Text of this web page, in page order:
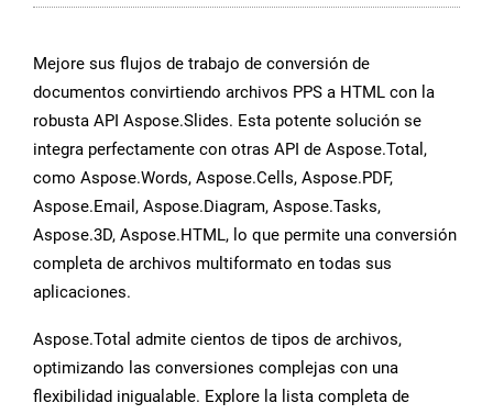
Mejore sus flujos de trabajo de conversión de
documentos convirtiendo archivos PPS a HTML con la
robusta API Aspose.Slides. Esta potente solución se
integra perfectamente con otras API de Aspose.Total,
como Aspose.Words, Aspose.Cells, Aspose.PDF,
Aspose.Email, Aspose.Diagram, Aspose.Tasks,
Aspose.3D, Aspose.HTML, lo que permite una conversión
completa de archivos multiformato en todas sus
aplicaciones.
Aspose.Total admite cientos de tipos de archivos,
optimizando las conversiones complejas con una
flexibilidad inigualable. Explore la lista completa de